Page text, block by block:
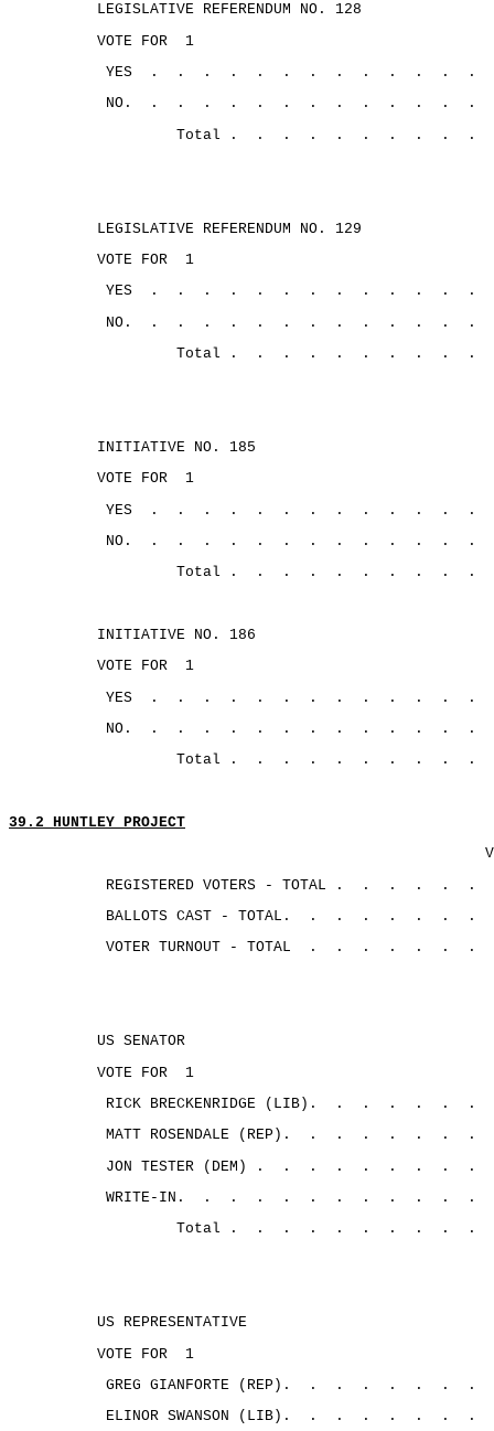
LEGISLATIVE REFERENDUM NO. 128
VOTE FOR
1
YES
. . . . . . . . . . . .
.
NO.
. . . . . . . . . . . .
.
Total .
. . . . . . . . .
LEGISLATIVE REFERENDUM NO. 129
VOTE FOR
1
YES
. . . . . . . . . . . .
.
NO.
. . . . . . . . . . . .
.
Total .
. . . . . . . . .
INITIATIVE NO. 185
VOTE FOR
1
YES
. . . . . . . . . . . .
.
NO.
. . . . . . . . . . . .
.
Total .
. . . . . . . . .
INITIATIVE NO. 186
VOTE FOR
1
YES
. . . . . . . . . . . .
.
NO.
. . . . . . . . . . . .
.
Total .
. . . . . . . . .
39.2 HUNTLEY PROJECT
REGISTERED VOTERS - TOTAL .
. . . .
.
BALLOTS CAST - TOTAL.
. . . . . .
.
VOTER TURNOUT - TOTAL
. . . . . . .
US SENATOR
VOTE FOR
1
RICK BRECKENRIDGE (LIB).
. . . . .
.
MATT ROSENDALE (REP).
. . . . . .
.
JON TESTER (DEM) .
. . . . . . .
.
WRITE-IN.
. . . . . . . . . .
.
Total .
. . . . . . . . .
US REPRESENTATIVE
VOTE FOR
1
GREG GIANFORTE (REP).
. . . . . .
.
ELINOR SWANSON (LIB).
. . . . . .
.